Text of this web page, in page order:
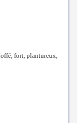
fort, plantureux,